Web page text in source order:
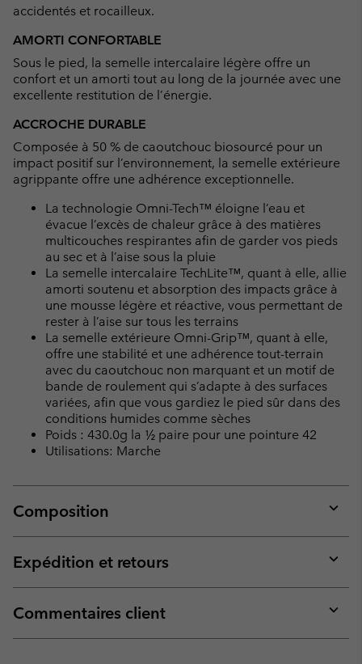
accidentés et rocailleux.
AMORTI CONFORTABLE
Sous le pied, la semelle intercalaire légère offre un
confort et un amorti tout au long de la journée avec une
excellente restitution de l’énergie.
ACCROCHE DURABLE
Composée à 50 % de caoutchouc biosourcé pour un
impact positif sur l’environnement, la semelle extérieure
agrippante offre une adhérence exceptionnelle.
La technologie Omni-Tech™ éloigne l’eau et
évacue l’excès de chaleur grâce à des matières
multicouches respirantes afin de garder vos pieds
au sec et à l’aise sous la pluie
La semelle intercalaire TechLite™, quant à elle, allie
amorti soutenu et absorption des impacts grâce à
une mousse légère et réactive, vous permettant de
rester à l’aise sur tous les terrains
La semelle extérieure Omni-Grip™, quant à elle,
offre une stabilité et une adhérence tout-terrain
avec du caoutchouc non marquant et un motif de
bande de roulement qui s’adapte à des surfaces
variées, afin que vous gardiez le pied sûr dans des
conditions humides comme sèches
Poids : 430.0g la ½ paire pour une pointure 42
Utilisations: Marche
Composition
or
Expédition et retours
or
Commentaires client
or